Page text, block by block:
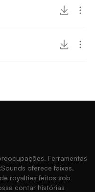
Ferramentas
oferece faixas,
royalties feitos sob
contar histórias